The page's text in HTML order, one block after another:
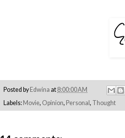
Posted by Edwina at 8:00:00 AM
Labels: Movie, Opinion, Personal , Thought